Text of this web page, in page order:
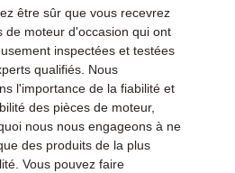
être sûr que vous recevrez
de moteur d'occasion qui ont
inspectées et testées
qualifiés. Nous
l'importance de la fiabilité et
des pièces de moteur,
nous nous engageons à ne
des produits de la plus
Vous pouvez faire